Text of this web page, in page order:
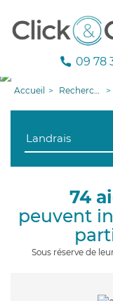
09 78
Accueil Recherche aide à domicile
74
peuvent
Sous réserve de